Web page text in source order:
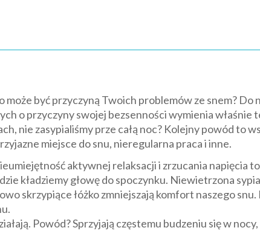
może być przyczyną Twoich problemów ze snem? Do
o przyczyny swojej bezsenności wymienia właśnie
nie zasypialiśmy prze całą noc? Kolejny powód to
miejsce do snu, nieregularna praca i inne.
aktywnej relaksacji i zrzucania napięcia
kładziemy głowę do spoczynku. Niewietrzona
skrzypiące łóżko zmniejszają komfort naszego
Powód? Sprzyjają częstemu budzeniu się w